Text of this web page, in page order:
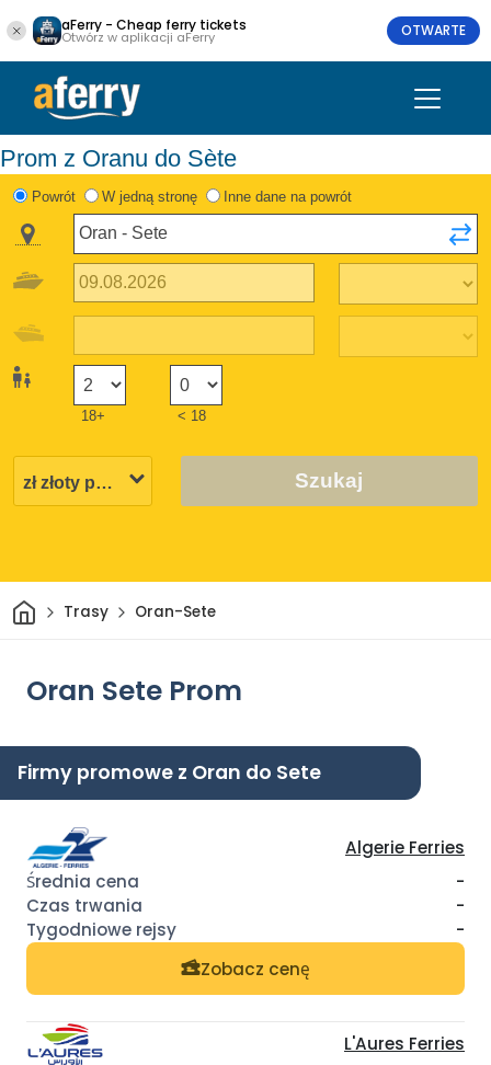
aFerry - Cheap ferry tickets
Otwórz w aplikacji aFerry OTWARTE
Prom z Oranu do Sète
Powrót W jedną stronę Inne dane na powrót
18+ < 18
Szukaj
DomTrasy Oran-Sete
Oran Sete Prom
Firmy promowe z Oran do Sete
Algerie Ferries
-
-
-
Zobacz cenę
L'Aures Ferries